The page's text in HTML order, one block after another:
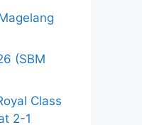
(SBM
Class
2-1